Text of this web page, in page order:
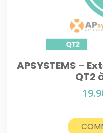
APSYSTEMS –
QT2